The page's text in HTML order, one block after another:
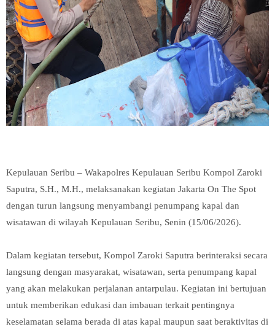
Kepulauan Seribu – Wakapolres Kepulauan Seribu Kompol Zaroki
Saputra, S.H., M.H., melaksanakan kegiatan Jakarta On The Spot
dengan turun langsung menyambangi penumpang kapal dan
wisatawan di wilayah Kepulauan Seribu, Senin (15/06/2026).
Dalam kegiatan tersebut, Kompol Zaroki Saputra berinteraksi secara
langsung dengan masyarakat, wisatawan, serta penumpang kapal
yang akan melakukan perjalanan antarpulau. Kegiatan ini bertujuan
untuk memberikan edukasi dan imbauan terkait pentingnya
keselamatan selama berada di atas kapal maupun saat beraktivitas di